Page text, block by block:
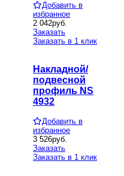
Добавить в
избранное
2 042руб.
Заказать
Заказать в 1 клик
Накладной/
подвесной
профиль NS
4932
Добавить в
избранное
3 526руб.
Заказать
Заказать в 1 клик